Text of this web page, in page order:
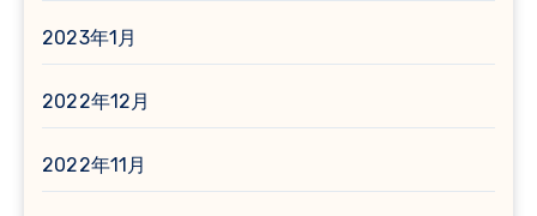
2023年1月
2022年12月
2022年11月